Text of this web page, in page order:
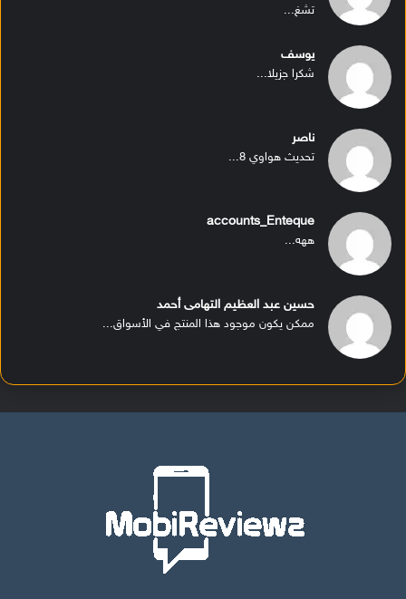
تشغ...
يوسف
شكرا جزيلا...
ناصر
تحديث هواوي 8...
accounts_Enteque
ههه...
حسين عبد العظيم التهامى أحمد
ممكن يكون موجود هذا المنتج في الأسواق...